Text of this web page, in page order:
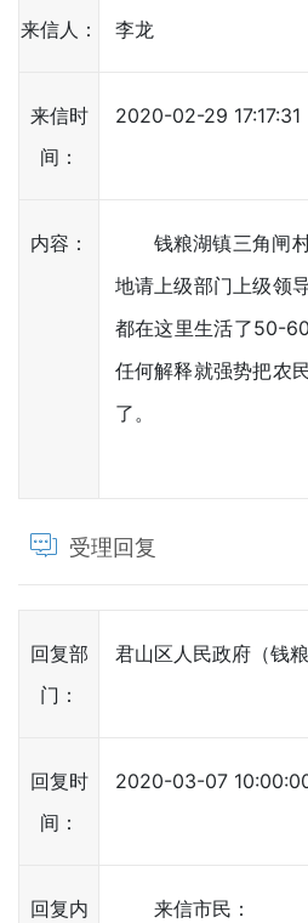
来信人： 李龙
来信时
间：
2020-02-29 17:17:31
内容：
钱粮湖镇三角闸
地请上级部门上级领
都在这里生活了50-
任何解释就强势把农
了。
受理回复
回复部
门：
君山区人民政府（钱粮
回复时
间：
2020-03-07
回复内
来信市民：